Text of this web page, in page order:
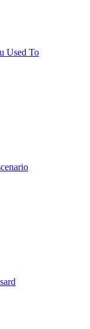
Used To